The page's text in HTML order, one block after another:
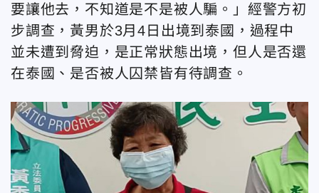
要讓他去，不知道是不是被人騙。」經警方初
步調查，黃男於3月4日出境到泰國，過程中
並未遭到脅迫，是正常狀態出境，但人是否還
在泰國、是否被人囚禁皆有待調查。